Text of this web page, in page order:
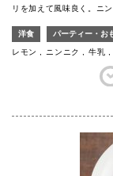
リを加えて風味良く。ニ
洋食 パーティー・お
レモン ニンニク 牛乳